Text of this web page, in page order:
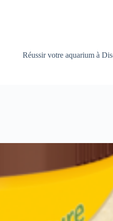
Réussir votre aquarium à